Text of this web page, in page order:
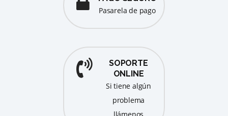
pasarela de pago
SOPORTE
ONLINE
Si tiene algún
problema